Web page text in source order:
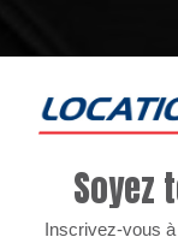
Soyez
Inscrivez-vous